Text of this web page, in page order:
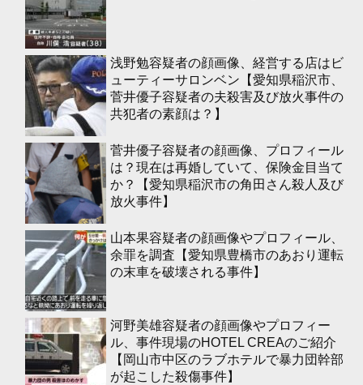
浅野勉容疑者の顔画像、経営する店はビ
ューティーサロンベン【愛知県稲沢市、
菅井優子容疑者の夫殺害及び放火事件の
共犯者の素顔は？】
菅井優子容疑者の顔画像、プロフィール
は？現在は再婚していて、保険金目当て
か？【愛知県稲沢市の角田さん殺人及び
放火事件】
山本果容疑者の顔画像やプロフィール、
余罪を調査【愛知県豊橋市のあおり運転
の末車を破壊される事件】
河野美雄容疑者の顔画像やプロフィー
ル、事件現場のHOTEL CREAのご紹介
【岡山市中区のラブホテルで暴力団幹部
が起こした殺傷事件】